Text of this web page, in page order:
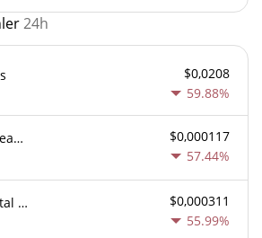
24h
$0,0208
59.88%
The Nietzschean Mouse
$0,000117
57.44%
Football Capital Markets
$0,000311
55.99%